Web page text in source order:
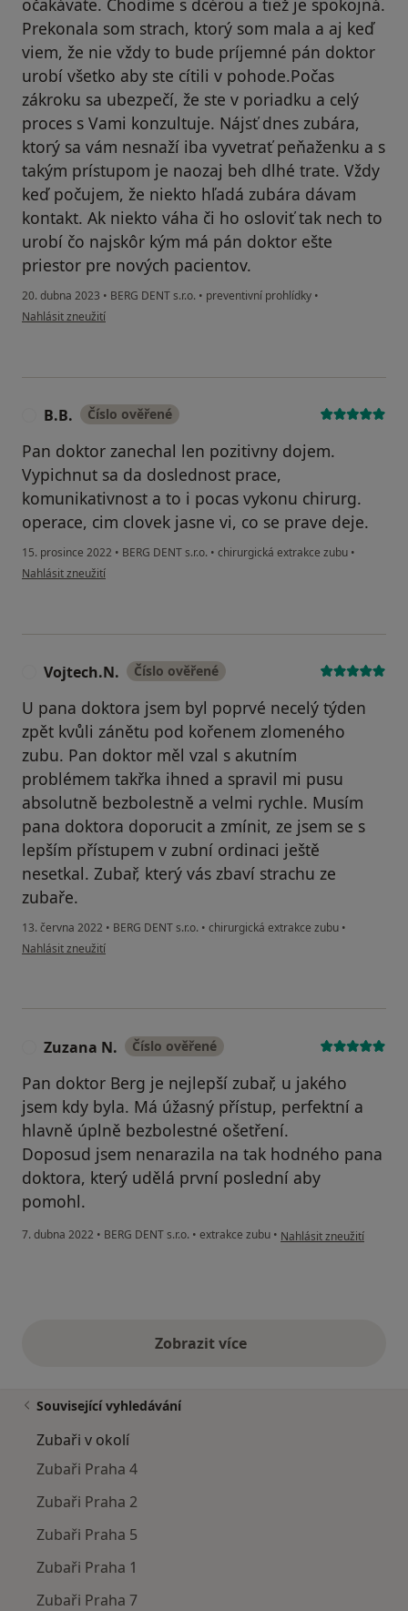
očakávate. Chodíme s dcérou a tiež je spokojná.
Prekonala som strach, ktorý som mala a aj keď
viem, že nie vždy to bude príjemné pán doktor
urobí všetko aby ste cítili v pohode.Počas
zákroku sa ubezpečí, že ste v poriadku a celý
proces s Vami konzultuje. Nájsť dnes zubára,
ktorý sa vám nesnaží iba vyvetrať peňaženku a s
takým prístupom je naozaj beh dlhé trate. Vždy
keď počujem, že niekto hľadá zubára dávam
kontakt. Ak niekto váha či ho osloviť tak nech to
urobí čo najskôr kým má pán doktor ešte
priestor pre nových pacientov.
20. dubna 2023 • BERG DENT s.r.o. • preventivní prohlídky •
podle názoru uživatele Michaela Svitekova
Nahlásit zneužití
B.B. Číslo ověřené
Pan doktor zanechal len pozitivny dojem.
Vypichnut sa da doslednost prace,
komunikativnost a to i pocas vykonu chirurg.
operace, cim clovek jasne vi, co se prave deje.
15. prosince 2022 • BERG DENT s.r.o. • chirurgická extrakce zubu •
podle názoru uživatele B.B.
Nahlásit zneužití
Vojtech.N. Číslo ověřené
U pana doktora jsem byl poprvé necelý týden
zpět kvůli zánětu pod kořenem zlomeného
zubu. Pan doktor měl vzal s akutním
problémem takřka ihned a spravil mi pusu
absolutně bezbolestně a velmi rychle. Musím
pana doktora doporucit a zmínit, ze jsem se s
lepším přístupem v zubní ordinaci ještě
nesetkal. Zubař, který vás zbaví strachu ze
zubaře.
13. června 2022 • BERG DENT s.r.o. • chirurgická extrakce zubu •
podle názoru uživatele Vojtech.N.
Nahlásit zneužití
Zuzana N. Číslo ověřené
Pan doktor Berg je nejlepší zubař, u jakého
jsem kdy byla. Má úžasný přístup, perfektní a
hlavně úplně bezbolestné ošetření.
Doposud jsem nenarazila na tak hodného pana
doktora, který udělá první poslední aby
pomohl.
7. dubna 2022 • BERG DENT s.r.o. • extrakce zubu • podle názoru uživatele
Nahlásit zneužití
Zobrazit vícevýše uvedené názory
Související vyhledávání
Zubaři v okolí
Zubaři Praha 4
Zubaři Praha 2
Zubaři Praha 5
Zubaři Praha 1
Zubaři Praha 7